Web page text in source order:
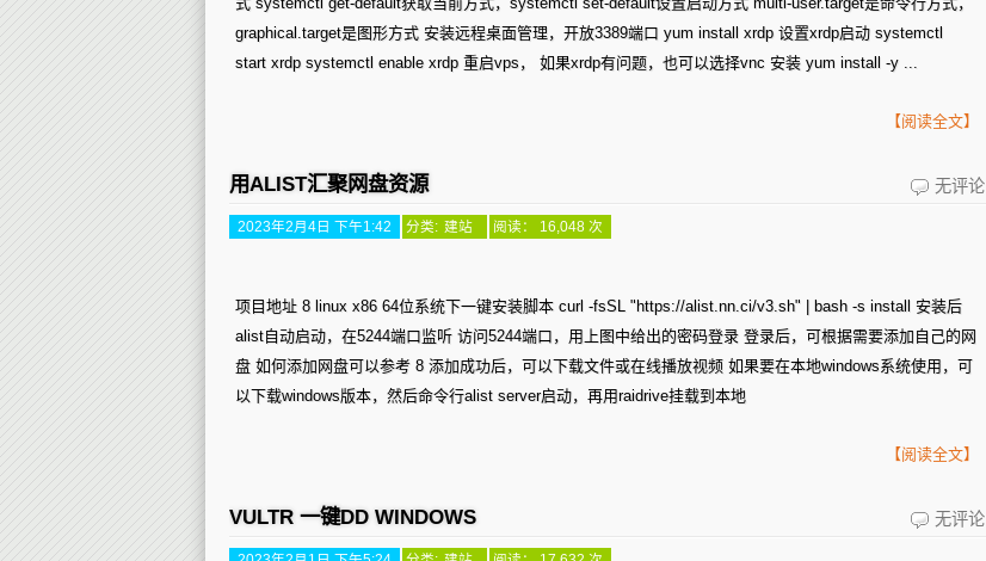
界
graphical.target是图形方式 安装远程桌面管理，开放3389端口 yum install xrdp 设置xrdp启动 systemctl
start xrdp systemctl enable xrdp 重启vps， 如果xrdp有问题，也可以选择vnc 安装 yum install -y ...
【阅读全文】
用ALIST汇聚网盘资源
用
网
盘
无评论
2023年2月4日 下午1:42 分类: 建站 阅读： 16,048 次
项目地址 8 linux x86 64位系统下一键安装脚本 curl -fsSL "https://alist.nn.ci/v3.sh" | bash -s install 安装后
alist自动启动，在5244端口监听 访问5244端口，用上图中给出的密码登录 登录后，可根据需要添加自己的网
盘 如何添加网盘可以参考 8 添加成功后，可以下载文件或在线播放视频 如果要在本地windows系统使用，可
以下载windows版本，然后命令行alist server启动，再用raidrive挂载到本地
【阅读全文】
VULTR 一键DD WINDOWS
vultr
无评论